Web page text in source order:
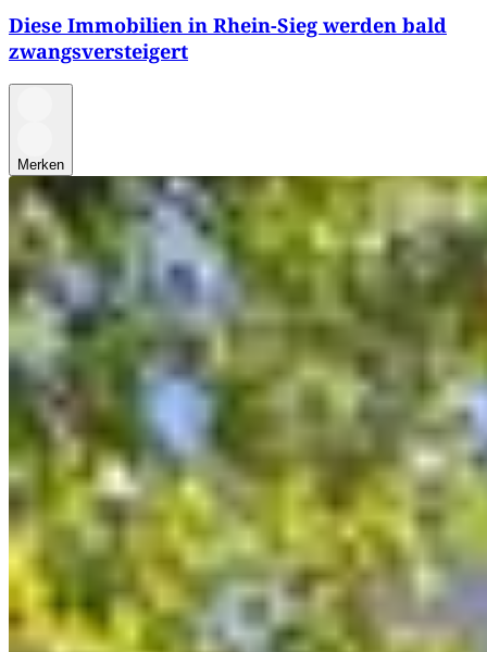
Diese Immobilien in Rhein-Sieg werden bald
zwangsversteigert
Merken